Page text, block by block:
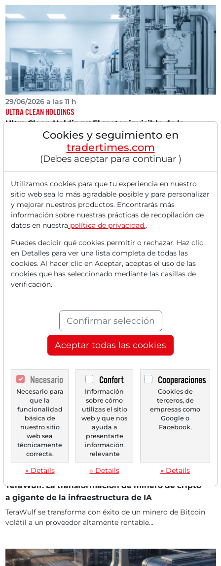
29/06/2026 a las 11 h
ULTRA CLEAN HOLDINGS
Ultra Clean Holdings: El motor invisible de la
industria de chips
Como especialista en sistemas de gases y líquidos
ultrapuros, Ultra Clean Holdings es una "acción...
24/06/2026 a las 16 h
infraestructura de IA
Cipher Digital se transforma de minero de Bitcoin volátil
a proveedor de infraestructura estable al...
22/06/2026 a las 10 h
TERAWULF
TeraWulf: La transformación de minero de cripto
a gigante de la infraestructura de IA
TeraWulf se transforma con éxito de un minero de Bitcoin
volátil a un proveedor altamente rentable...
Cookies y seguimiento en
tradertimes.com
(Debes aceptar para continuar )
Utilizamos cookies para que tu experiencia en nuestro
sitio web sea lo más agradable posible y para personalizar
y mejorar nuestros productos. Encontrarás más
información sobre nuestras prácticas de recopilación de
datos en nuestra política de privacidad..
Puedes decidir qué cookies permitir o rechazar. Haz clic
en Detalles para ver una lista completa de todas las
cookies. Al hacer clic en Aceptar, aceptas el uso de las
cookies que has seleccionado mediante las casillas de
verificación.
Confirmar selección
Aceptar todas las cookies
Necesario
Necesario para
que la
funcionalidad
básica de
nuestro sitio
web sea
técnicamente
correcta.
» Details
Confort
Información
sobre cómo
utilizas el sitio
web y que nos
ayuda a
presentarte
información
relevante
» Details
Cooperaciones
Cookies de
terceros, de
empresas como
Google o
Facebook.
» Details